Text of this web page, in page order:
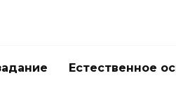
Естественное